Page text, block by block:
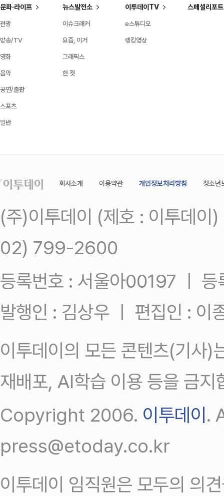
문화·라이프
관광
방송/TV
영화
음악
공연/출판
스포츠
일반
뉴스발전소
이슈크래커
요즘, 이거
그래픽스
한 컷
이투데이TV
e스튜디오
랭킹영상
스페셜리포트
회사소개 이용약관 개인정보처리방침 청소년
(주)이투데이 (제호 : 이투데
02) 799-2600
등록번호 : 서울아00197 ㅣ
발행인 : 김상우 ㅣ 편집인 : 이
이투데이의 모든 콘텐츠(기사)
재배포, AI학습 이용 등을 금지
Copyright 2006. 이투데이.
press@etoday.co.kr
이투데이 임직원은 모두의 의